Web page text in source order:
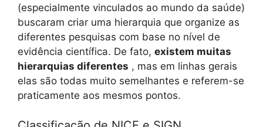
(especialmente vinculados ao mundo da saúde)
buscaram criar uma hierarquia que organize as
diferentes pesquisas com base no nível de
evidência científica. De fato, existem muitas
hierarquias diferentes , mas em linhas gerais
elas são todas muito semelhantes e referem-se
praticamente aos mesmos pontos.